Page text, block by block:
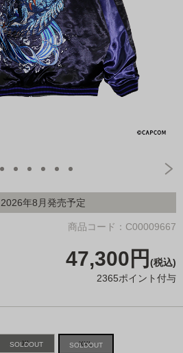
2026年8月発売予定
商品コード：C00009667
47,300円 (税込)
2365ポイント付与
XL XXL